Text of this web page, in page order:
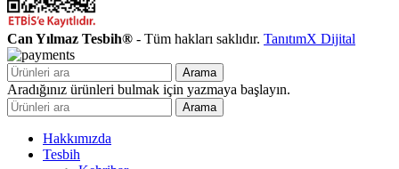
Can Yılmaz Tesbih® - Tüm hakları saklıdır. TanıtımX Dijital
Arama
Aradığınız ürünleri bulmak için yazmaya başlayın.
Arama
Hakkımızda
Tesbih